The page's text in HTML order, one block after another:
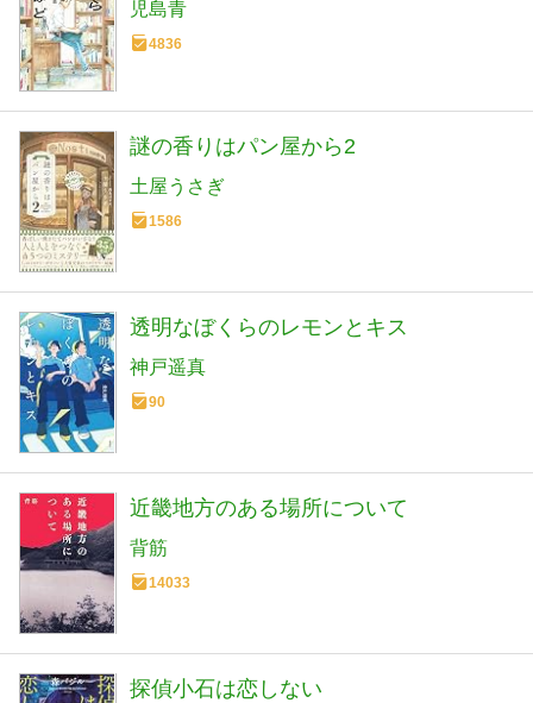
児島青
4836
謎の香りはパン屋から2
土屋うさぎ
1586
透明なぼくらのレモンとキス
神戸遥真
90
近畿地方のある場所について
背筋
14033
探偵小石は恋しない